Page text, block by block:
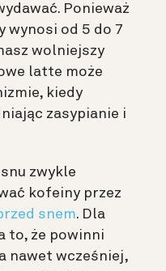
Ponieważ
wynosi od 5 do 7
wolniejszy
latte może
kiedy
zasypianie i
zwykle
kofeiny przez
snem. Dla
to, że powinni
nawet wcześniej,